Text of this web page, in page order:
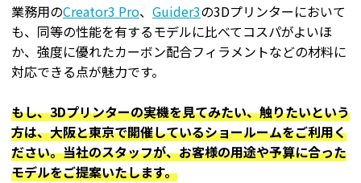
業務用のCreator3 Pro、 Guider3の3Dプリンターにおいて
も、同等の性能を有するモデルに比べてコスパがよいほ
か、強度に優れたカーボン配合フィラメントなどの材料に
対応できる点が魅力です。
もし、3Dプリンターの実機を見てみたい、触りたいという
方は、大阪と東京で開催しているショールームをご利用く
ださい。当社のスタッフが、お客様の用途や予算に合った
モデルをご提案いたします。